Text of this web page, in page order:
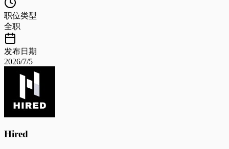
职位类型
全职
发布日期
2026/7/5
Hired